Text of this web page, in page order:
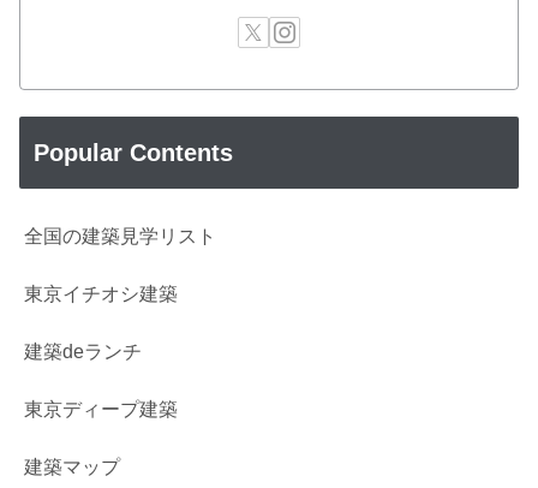
Popular Contents
全国の建築見学リスト
東京イチオシ建築
建築deランチ
東京ディープ建築
建築マップ